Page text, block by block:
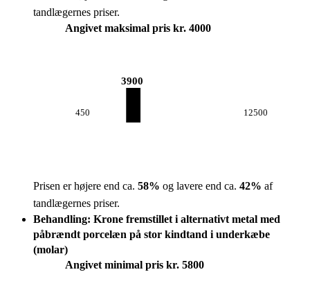
tandlægernes priser.
Angivet maksimal pris kr. 4000
450
3900
12500
Prisen er højere end ca. 58% og lavere end ca. 42% af
tandlægernes priser.
Behandling: Krone fremstillet i alternativt metal med
påbrændt porcelæn på stor kindtand i underkæbe
(molar)
Angivet minimal pris kr. 5800